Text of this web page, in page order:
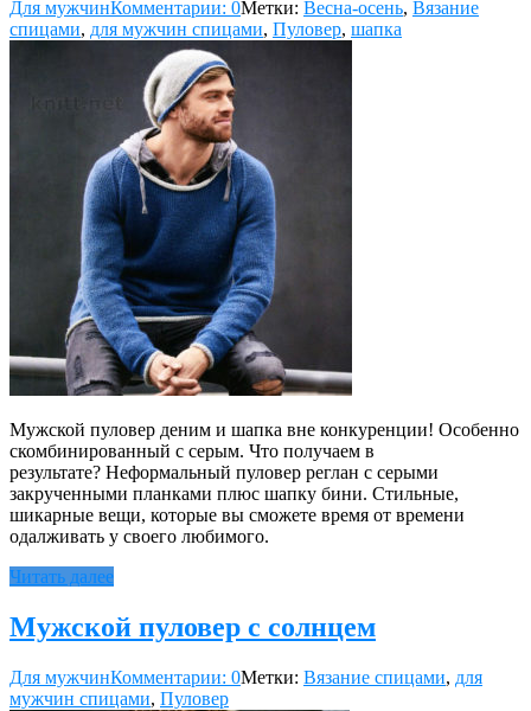
Для мужчинКомментарии: 0Метки: Весна-осень, Вязание
спицами, для мужчин спицами, Пуловер, шапка
Мужской пуловер деним и шапка вне конкуренции! Особенно
скомбинированный с серым. Что получаем в
результате? Неформальный пуловер реглан с серыми
закрученными планками плюс шапку бини. Стильные,
шикарные вещи, которые вы сможете время от времени
одалживать у своего любимого.
Читать далее
Мужской пуловер с солнцем
Для мужчинКомментарии: 0Метки: Вязание спицами, для
мужчин спицами, Пуловер